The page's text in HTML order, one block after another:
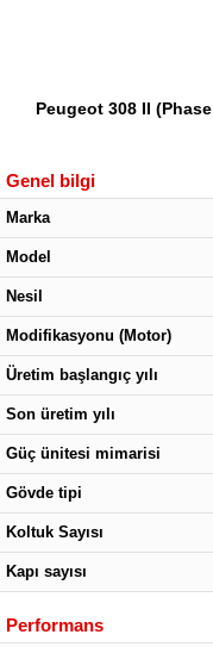
Peugeot 308 II
Genel bilgi
Marka
Model
Nesil
Modifikasyonu (Motor)
Üretim başlangıç yılı
Son üretim yılı
Güç ünitesi mimarisi
Gövde tipi
Koltuk Sayısı
Kapı sayısı
Performans